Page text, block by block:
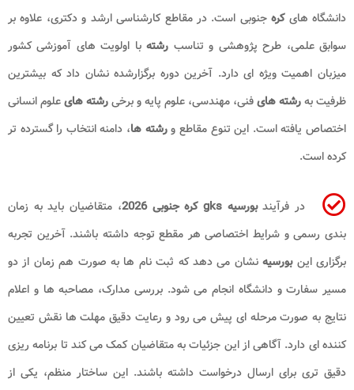
دانشگاه هایکرهجنوبی است. در مقاطع کارشناسی ارشد و دکتری، علاوه بر
سوابق علمی، طرح پژوهشی و تناسب رشتهبا اولویت های آموزشی کشور
میزبان اهمیت ویژه ای دارد. آخرین دوره برگزارشده نشان داد که بیشترین
ظرفیت بهرشته هایفنی، مهندسی، علوم پایه و برخیرشته هایعلوم انسانی
اختصاص یافته است. این تنوع مقاطع ورشته ها، دامنه انتخاب را گسترده تر
کرده است.
در فرآیندبورسیه gks کره جنوبی 2026
، متقاضیان باید به زمان
بندی رسمی و شرایط اختصاصی هر مقطع توجه داشته باشند. آخرین تجربه
برگزاری اینبورسیهنشان می دهد که ثبت نام ها به صورت هم زمان از دو
مسیر سفارت و دانشگاه انجام می شود. بررسی مدارک، مصاحبه ها و اعلام
نتایج به صورت مرحله ای پیش می رود و رعایت دقیق مهلت ها نقش تعیین
کننده ای دارد. آگاهی از این جزئیات به متقاضیان کمک می کند تا برنامه ریزی
دقیق تری برای ارسال درخواست داشته باشند. این ساختار منظم، یکی از